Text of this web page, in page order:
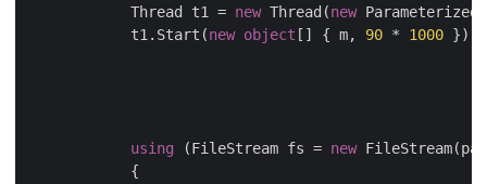
            Thread t1 =
new Thread(new
            t1.Start(
new object [] { m, 90 * 1000 });
using (FileStream fs = new
            {